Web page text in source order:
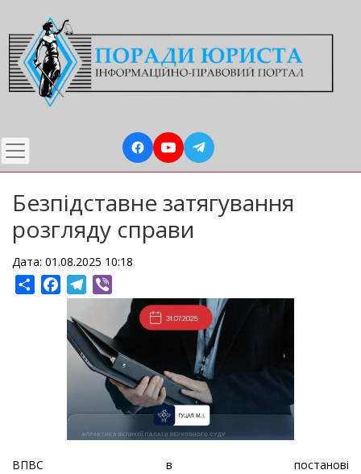
до
основного
вмісту
Безпідставне затягування
розгляду справи
Дата: 01.08.2025 10:18
ShareFacebookTelegram
ВПВС в постанові